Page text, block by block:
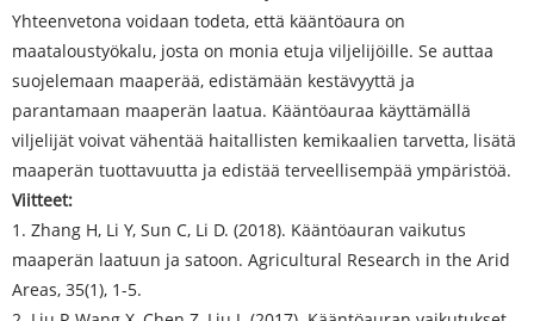
Yhteenvetona voidaan todeta, että kääntöaura on
maataloustyökalu, josta on monia etuja viljelijöille. Se auttaa
suojelemaan maaperää, edistämään kestävyyttä ja
parantamaan maaperän laatua. Kääntöauraa käyttämällä
viljelijät voivat vähentää haitallisten kemikaalien tarvetta, lisätä
maaperän tuottavuutta ja edistää terveellisempää ympäristöä.
Viitteet:
1. Zhang H, Li Y, Sun C, Li D. (2018). Kääntöauran vaikutus
maaperän laatuun ja satoon. Agricultural Research in the Arid
Areas, 35(1), 1-5.